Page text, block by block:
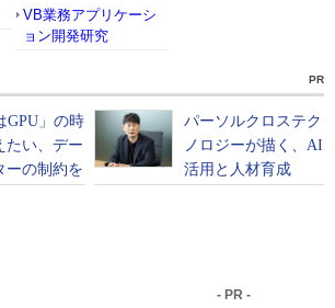
VB業務アプリケーシ
ョン開発研究
PR
- PR -